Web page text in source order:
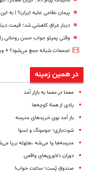
پیمان نظامی علیه ایران؟ | به
دینار عراق کاهشی شد؛ قیمت دینار امروز
وقتی پمپئو جواب حسن روحانی
تجمعات شبانه جمع می‌شود؟ +
در همین زمینه
معما در معما به بازار آمد
یادی از همة کوچه‌ها
باز آمد بوی خریدهای مدرسه
شوت‌بازی؛ جومونگ و تسو!
مدرسه‌ها وا می‌شه ،هلهله برپا
دوران دلاوری‌های واقعی
صندوق پُست؛ ساعت خواب!